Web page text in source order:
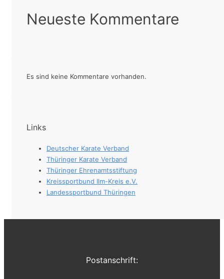
Neueste Kommentare
Es sind keine Kommentare vorhanden.
Links
Deutscher Karate Verband
Thüringer Karate Verband
Thüringer Ehrenamtsstiftung
Kreissportbund Ilm-Kreis e.V.
Landessportbund Thüringen
Postanschrift: